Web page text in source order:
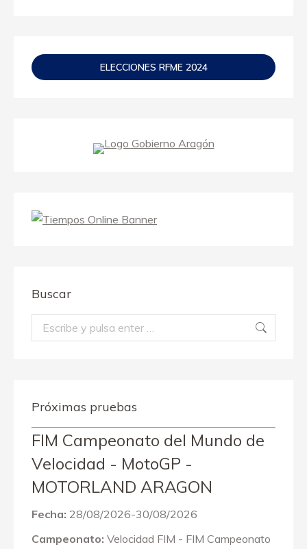
ELECCIONES RFME 2024
Buscar
Buscar:
Próximas pruebas
FIM Campeonato del Mundo de
Velocidad - MotoGP -
MOTORLAND ARAGON
Fecha: 28/08/2026-30/08/2026
Campeonato: Velocidad FIM - FIM Campeonato